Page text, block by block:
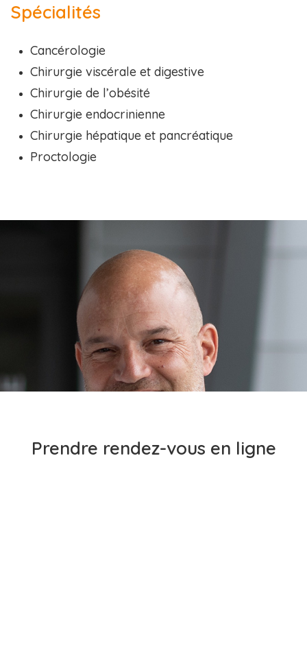
Spécialités
Cancérologie
Chirurgie viscérale et digestive
Chirurgie de l’obésité
Chirurgie endocrinienne
Chirurgie hépatique et pancréatique
Proctologie
Prendre rendez-vous en ligne